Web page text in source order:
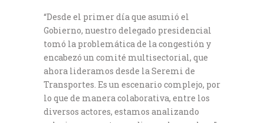
“Desde el primer día que asumió el
Gobierno, nuestro delegado presidencial
tomó la problemática de la congestión y
encabezó un comité multisectorial, que
ahora lideramos desde la Seremi de
Transportes. Es un escenario complejo, por
lo que de manera colaborativa, entre los
diversos actores, estamos analizando